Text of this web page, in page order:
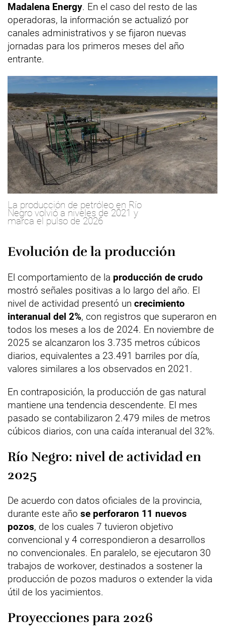
Madalena Energy. En el caso del resto de las
operadoras, la información se actualizó por
canales administrativos y se fijaron nuevas
jornadas para los primeros meses del año
entrante.
La producción de petróleo en Río
Negro volvió a niveles de 2021 y
marca el pulso de 2026
Evolución de la producción
El comportamiento de la producción de crudo
mostró señales positivas a lo largo del año. El
nivel de actividad presentó un crecimiento
interanual del 2%, con registros que superaron en
todos los meses a los de 2024. En noviembre de
2025 se alcanzaron los 3.735 metros cúbicos
diarios, equivalentes a 23.491 barriles por día,
valores similares a los observados en 2021.
En contraposición, la producción de gas natural
mantiene una tendencia descendente. El mes
pasado se contabilizaron 2.479 miles de metros
cúbicos diarios, con una caída interanual del 32%.
Río Negro: nivel de actividad en
2025
De acuerdo con datos oficiales de la provincia,
durante este año se perforaron 11 nuevos
pozos, de los cuales 7 tuvieron objetivo
convencional y 4 correspondieron a desarrollos
no convencionales. En paralelo, se ejecutaron 30
trabajos de workover, destinados a sostener la
producción de pozos maduros o extender la vida
útil de los yacimientos.
Proyecciones para 2026